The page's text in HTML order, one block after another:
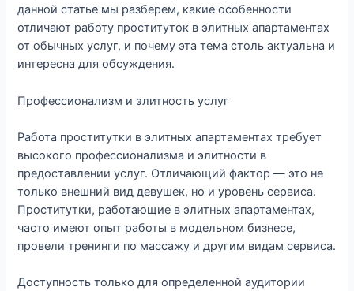
данной статье мы разберем, какие особенности
отличают работу проституток в элитных апартаментах
от обычных услуг, и почему эта тема столь актуальна и
интересна для обсуждения.
Профессионализм и элитность услуг
Работа проститутки в элитных апартаментах требует
высокого профессионализма и элитности в
предоставлении услуг. Отличающий фактор — это не
только внешний вид девушек, но и уровень сервиса.
Проститутки, работающие в элитных апартаментах,
часто имеют опыт работы в модельном бизнесе,
провели тренинги по массажу и другим видам сервиса.
Доступность только для определенной аудитории